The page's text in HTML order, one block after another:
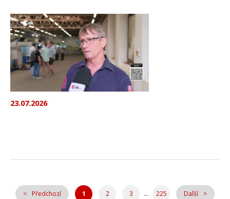
23.07.2026
Předchozí 1 2 3 ... 225 Další